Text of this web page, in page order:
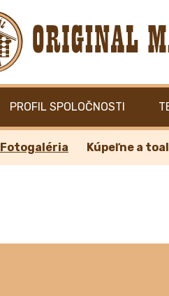
PROFIL SPOLOČNOSTI
Fotogaléria Kúpeľne a